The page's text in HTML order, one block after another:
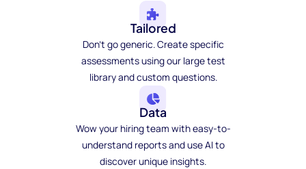
Tailored
Don't go generic. Create specific
assessments using our large test
library and custom questions.
Data
Wow your hiring team with easy-to-
understand reports and use AI to
discover unique insights.